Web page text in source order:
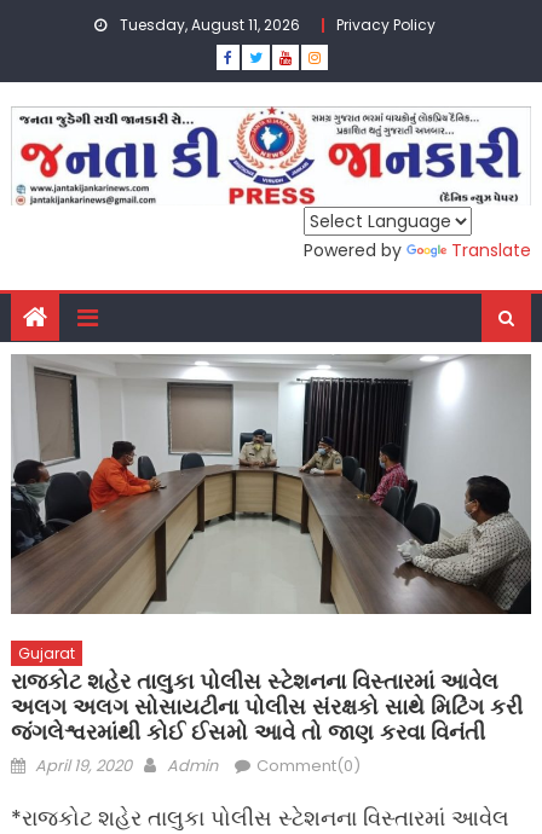
Tuesday, August 11, 2026 Privacy Policy
Powered by Translate
Gujarat
રાજકોટ શહેર તાલુકા પોલીસ સ્ટેશનના વિસ્તારમાં આવેલ
અલગ અલગ સોસાયટીના પોલીસ સંરક્ષકો સાથે મિટિંગ કરી
જંગલેશ્વરમાંથી કોઈ ઈસમો આવે તો જાણ કરવા વિનંતી
Posted
April 19, 2020 Author
Admin Comment(0)
*રાજકોટ શહેર તાલુકા પોલીસ સ્ટેશનના વિસ્તારમાં આવેલ